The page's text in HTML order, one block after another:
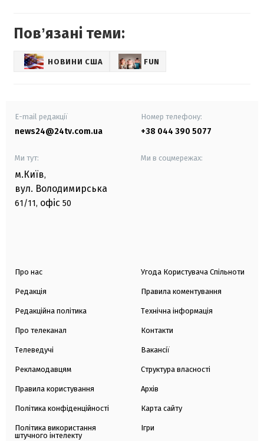
Повʼязані теми:
НОВИНИ США FUN
E-mail редакції
news24@24tv.com.ua
Номер телефону:
+38 044 390 5077
Ми тут:
м.Київ,
вул. Володимирська
61/11, офіс 50
Ми в соцмережах:
Про нас
Редакція
Редакційна політика
Про телеканал
Телеведучі
Рекламодавцям
Правила користування
Політика конфіденційності
Політика використання
штучного інтелекту
Угода Користувача Спільноти
Правила коментування
Технічна інформація
Контакти
Вакансії
Структура власності
Архів
Карта сайту
Ігри